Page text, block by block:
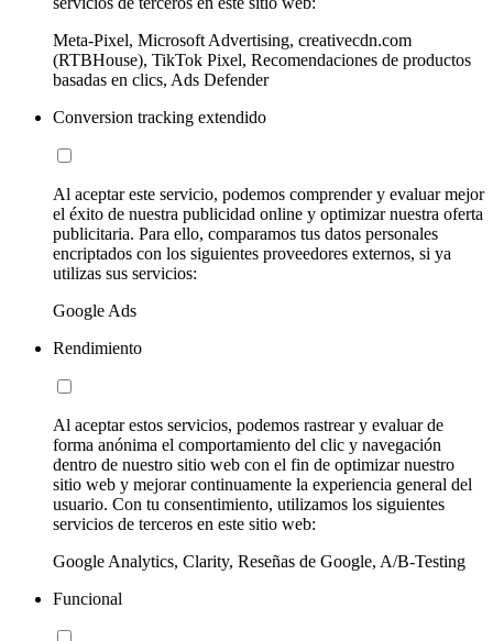
Meta-Pixel, Microsoft Advertising, creativecdn.com
(RTBHouse), TikTok Pixel, Recomendaciones de productos
basadas en clics, Ads Defender
Conversion tracking extendido
Al aceptar este servicio, podemos comprender y evaluar mejor
el éxito de nuestra publicidad online y optimizar nuestra oferta
publicitaria. Para ello, comparamos tus datos personales
encriptados con los siguientes proveedores externos, si ya
utilizas sus servicios:
Google Ads
Rendimiento
Al aceptar estos servicios, podemos rastrear y evaluar de
forma anónima el comportamiento del clic y navegación
dentro de nuestro sitio web con el fin de optimizar nuestro
sitio web y mejorar continuamente la experiencia general del
usuario. Con tu consentimiento, utilizamos los siguientes
servicios de terceros en este sitio web:
Google Analytics, Clarity, Reseñas de Google, A/B-Testing
Funcional